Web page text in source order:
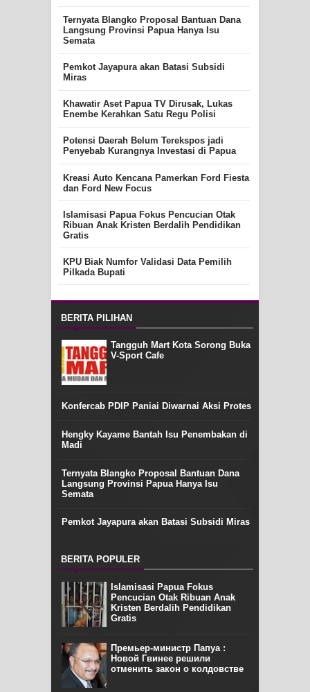
Ternyata Blangko Proposal Bantuan Dana
Langsung Provinsi Papua Hanya Isu
Semata
Pemkot Jayapura akan Batasi Subsidi
Miras
Khawatir Aset Papua TV Dirusak, Lukas
Enembe Kerahkan Satu Regu Polisi
Potensi Daerah Belum Terekspos jadi
Penyebab Kurangnya Investasi di Papua
Kreasi Auto Kencana Pamerkan Ford Fiesta
dan Ford New Focus
Islamisasi Papua Fokus Pencucian Otak
Ribuan Anak Kristen Berdalih Pendidikan
Gratis
KPU Biak Numfor Validasi Data Pemilih
Pilkada Bupati
BERITA PILIHAN
Tangguh Mart Kota Sorong Buka
V-Sport Cafe
Konfercab PDIP Paniai Diwarnai Aksi Protes
Hengky Kayame Bantah Isu Penembakan di
Madi
Ternyata Blangko Proposal Bantuan Dana
Langsung Provinsi Papua Hanya Isu
Semata
Pemkot Jayapura akan Batasi Subsidi Miras
BERITA POPULER
Islamisasi Papua Fokus
Pencucian Otak Ribuan Anak
Kristen Berdalih Pendidikan
Gratis
Премьер-министр Папуа :
Новой Гвинее решили
отменить закон о колдовстве